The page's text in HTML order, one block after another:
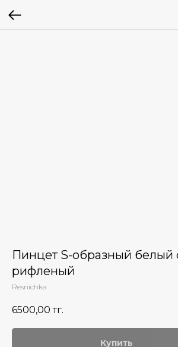
Пинцет S-образный белый
рифленый
Resnichka
6500,00 тг.
Купить